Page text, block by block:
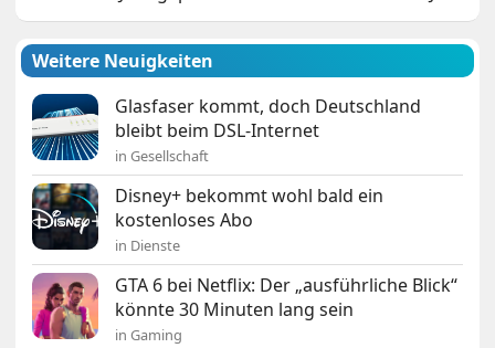
Weitere Neuigkeiten
Glasfaser kommt, doch Deutschland
bleibt beim DSL-Internet
in Gesellschaft
Disney+ bekommt wohl bald ein
kostenloses Abo
in Dienste
GTA 6 bei Netflix: Der „ausführliche Blick“
könnte 30 Minuten lang sein
in Gaming